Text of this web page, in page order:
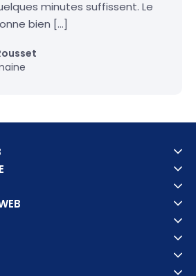
minutes suffissent. Le
bien […]